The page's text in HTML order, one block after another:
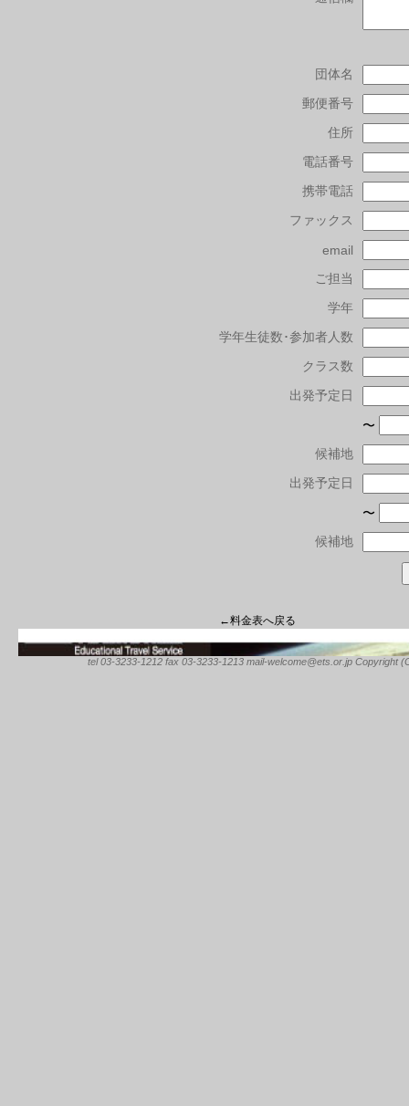
団体名
郵便番号
住所
電話番号
携帯電話
ファックス
email
ご担当
学年
学年生徒数･参加者人数
クラス数
出発予定日
〜
候補地
出発予定日
〜
候補地
←料金表へ戻る
tel 03-3233-1212 fax 03-3233-1213 mail-welcome@ets.or.jp Copyright